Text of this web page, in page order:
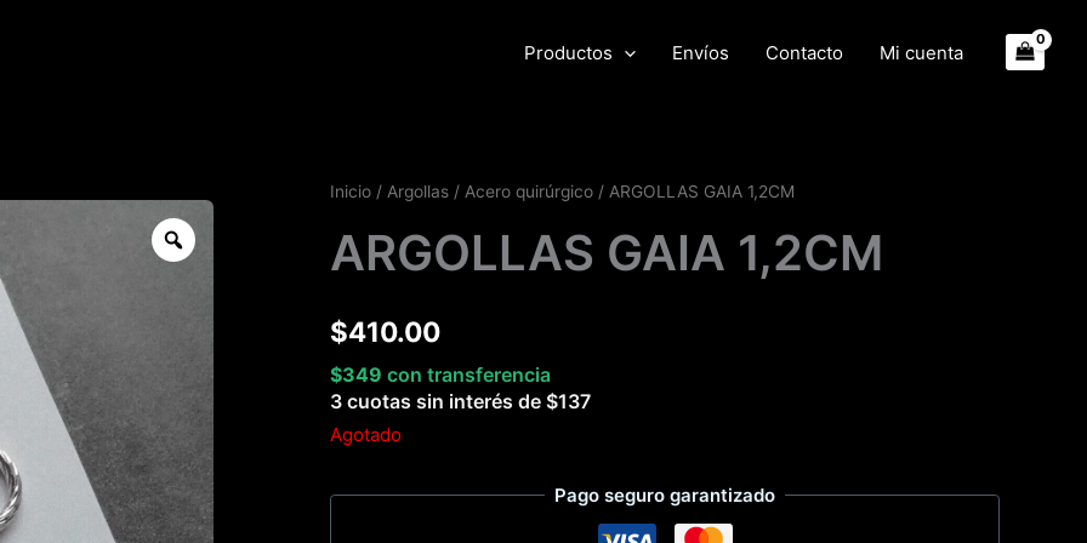
Productos Envíos Contacto Mi cuenta
Zoom
Inicio / Argollas / Acero quirúrgico / ARGOLLAS GAIA 1,2CM
ARGOLLAS GAIA 1,2CM
$410.00
$349 con transferencia
3 cuotas sin interés de $137
Agotado
Pago seguro garantizado